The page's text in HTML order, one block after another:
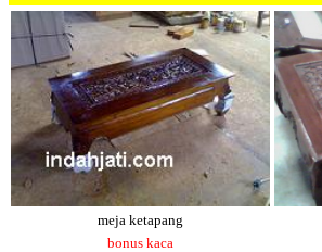
meja ketapang
bonus kaca